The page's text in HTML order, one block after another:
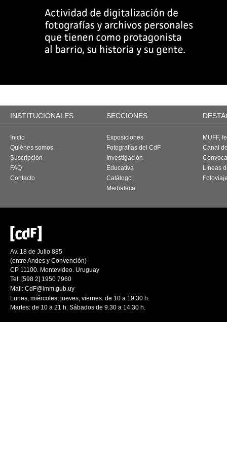
INSTITUCIONALES SECCIONES
Inicio
Quiénes somos
Suscripción
FAQ
Contacto
Exposiciones
Fotografías del CdF
Investigación
Educativa
Catálogo
Mediateca
MUFF,
Canal
Líneas
Av. 18 de Julio 885
(entre Andes y Convención)
CP 11100. Montevideo. Uruguay
Tel: [598 2] 1950 7960
Mail: CdF@imm.gub.uy
Lunes, miércoles, jueves, viernes: de 10 a 19.30 h.
Martes: de 10 a 21 h. Sábados de 9.30 a 14.30 h.